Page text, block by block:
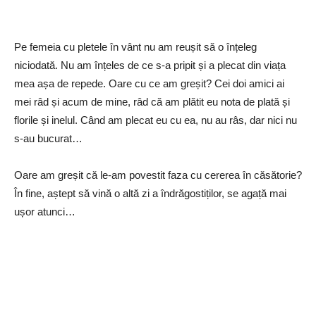
Pe femeia cu pletele în vânt nu am reușit să o înțeleg
niciodată. Nu am înțeles de ce s-a pripit și a plecat din viața
mea așa de repede. Oare cu ce am greșit? Cei doi amici ai
mei râd și acum de mine, râd că am plătit eu nota de plată și
florile și inelul. Când am plecat eu cu ea, nu au râs, dar nici nu
s-au bucurat…
Oare am greșit că le-am povestit faza cu cererea în căsătorie?
În fine, aștept să vină o altă zi a îndrăgostiților, se agață mai
ușor atunci…